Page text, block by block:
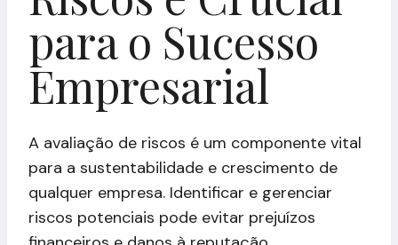
para o Sucesso
Empresarial
A avaliação de riscos é um componente vital
para a sustentabilidade e crescimento de
qualquer empresa. Identificar e gerenciar
riscos potenciais pode evitar prejuízos